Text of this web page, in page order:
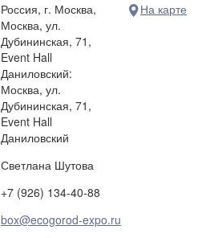
Россия, г. Москва,
Москва, ул.
Дубининская, 71,
Event Hall
Даниловский:
Москва, ул.
Дубининская, 71,
Event Hall
Даниловский
На карте
Светлана Шутова
+7 (926) 134-40-88
box@ecogorod-expo.ru